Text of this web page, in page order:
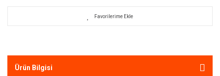
Ürün Bilgisi